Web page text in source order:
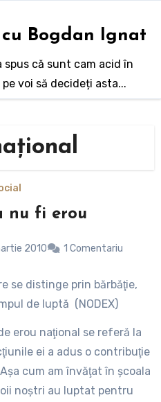
Bogdan Ignat
spus că sunt cam acid în
voi să decideți asta...
nu fi erou
2010 1 Comentariu
se distinge prin bărbăţie,
de luptă (NODEX)
erou naţional se referă la
ei a adus o contribuţie
cum am învăţat în şcoala
noştri au luptat pentru